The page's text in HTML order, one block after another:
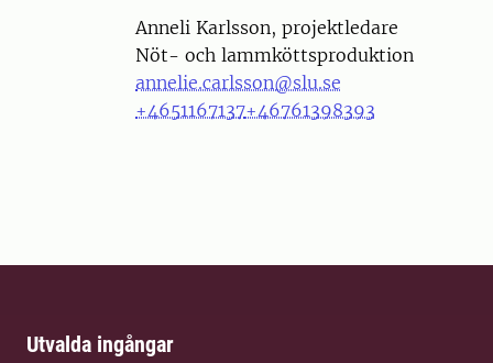
PersonAnneli Karlsson, projektledare
Nöt- och lammköttsproduktion
annelie.carlsson@slu.se
+4651167137+46761398393
Utvalda ingångar